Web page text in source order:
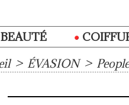
BEAUTÉ
> ÉVASION > People